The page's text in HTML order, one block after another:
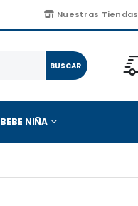
Nuestras Tiendas
BUSCAR
BEBE NIÑA